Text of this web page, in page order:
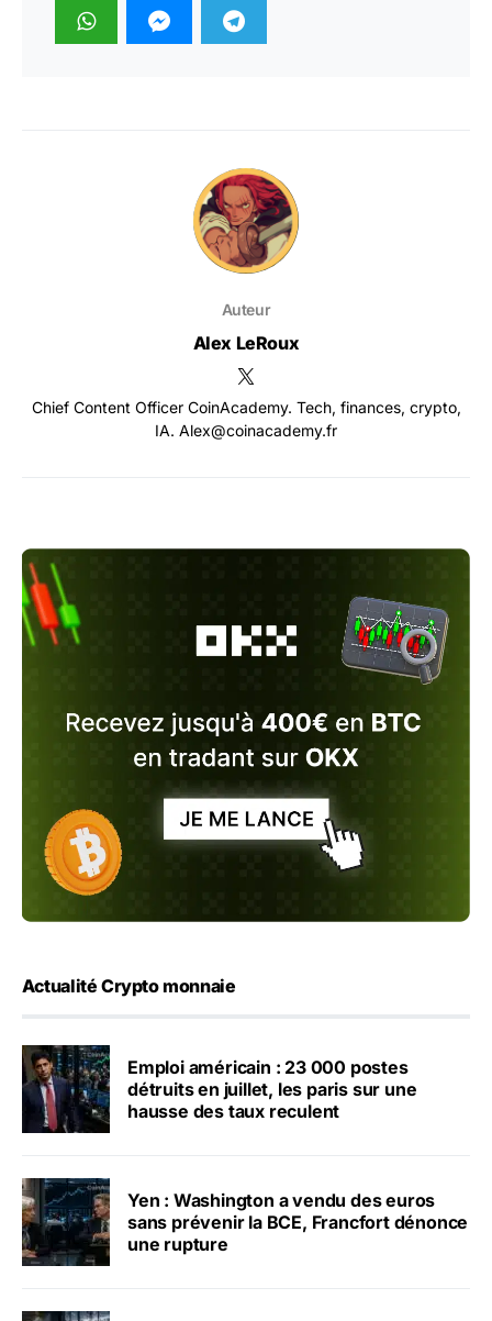
Auteur
Alex LeRoux
Chief Content Officer CoinAcademy. Tech, finances, crypto,
IA. Alex@coinacademy.fr
Actualité Crypto monnaie
Emploi américain : 23 000 postes
détruits en juillet, les paris sur une
hausse des taux reculent
Yen : Washington a vendu des euros
sans prévenir la BCE, Francfort dénonce
une rupture